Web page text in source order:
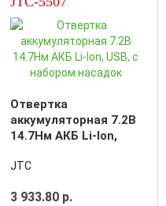
Отвертка
аккумуляторная 7.2В
14.7Нм АКБ Li-Ion,
насадок
JTC
3 933.80 р.